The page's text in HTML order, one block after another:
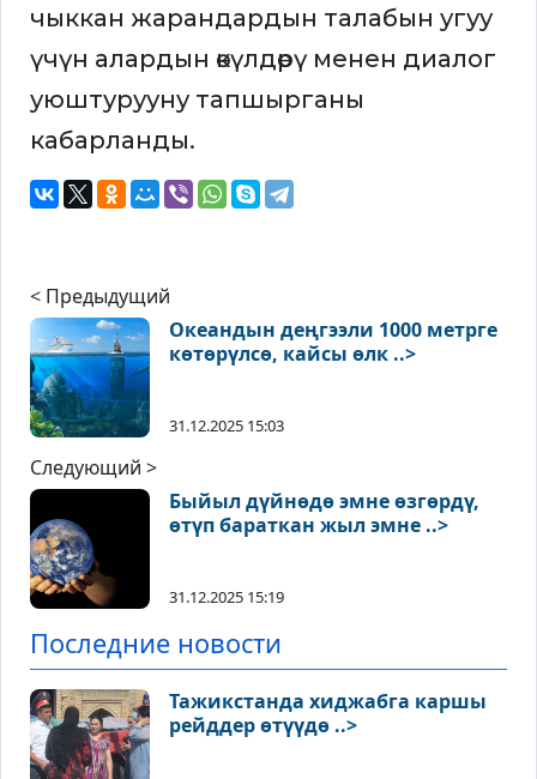
чыккан жарандардын талабын угуу
үчүн алардын өкүлдөрү менен диалог
уюштурууну тапшырганы
кабарланды.
< Предыдущий
Океандын деңгээли 1000 метрге
көтөрүлсө, кайсы өлк ..>
31.12.2025 15:03
Следующий >
Быйыл дүйнөдө эмне өзгөрдү,
өтүп бараткан жыл эмне ..>
31.12.2025 15:19
Последние новости
Тажикстанда хиджабга каршы
рейддер өтүүдө ..>